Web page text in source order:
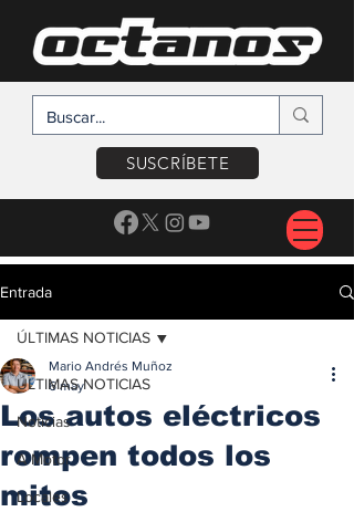
SUSCRÍBETE
Entrada
ÚLTIMAS NOTICIAS
Noticias
A Motor
Locales
ÚLTIMAS NOTICIAS
Los autos eléctricos
rompen todos los
mitos
Mario Andrés Muñoz
6 may